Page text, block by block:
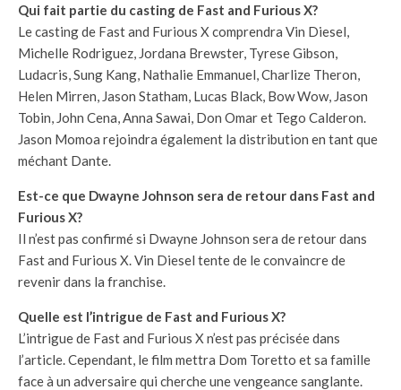
Qui fait partie du casting de Fast and Furious X?
Le casting de Fast and Furious X comprendra Vin Diesel,
Michelle Rodriguez, Jordana Brewster, Tyrese Gibson,
Ludacris, Sung Kang, Nathalie Emmanuel, Charlize Theron,
Helen Mirren, Jason Statham, Lucas Black, Bow Wow, Jason
Tobin, John Cena, Anna Sawai, Don Omar et Tego Calderon.
Jason Momoa rejoindra également la distribution en tant que
méchant Dante.
Est-ce que Dwayne Johnson sera de retour dans Fast and
Furious X?
Il n’est pas confirmé si Dwayne Johnson sera de retour dans
Fast and Furious X. Vin Diesel tente de le convaincre de
revenir dans la franchise.
Quelle est l’intrigue de Fast and Furious X?
L’intrigue de Fast and Furious X n’est pas précisée dans
l’article. Cependant, le film mettra Dom Toretto et sa famille
face à un adversaire qui cherche une vengeance sanglante.